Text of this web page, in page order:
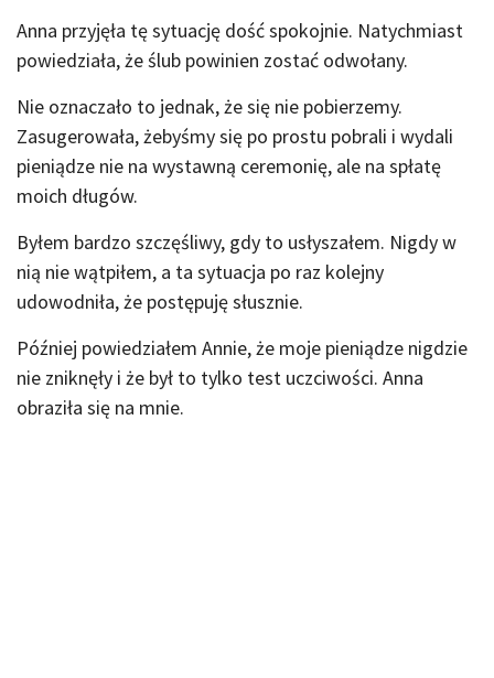
Anna przyjęła tę sytuację dość spokojnie. Natychmiast
powiedziała, że ślub powinien zostać odwołany.
Nie oznaczało to jednak, że się nie pobierzemy.
Zasugerowała, żebyśmy się po prostu pobrali i wydali
pieniądze nie na wystawną ceremonię, ale na spłatę
moich długów.
Byłem bardzo szczęśliwy, gdy to usłyszałem. Nigdy w
nią nie wątpiłem, a ta sytuacja po raz kolejny
udowodniła, że postępuję słusznie.
Później powiedziałem Annie, że moje pieniądze nigdzie
nie zniknęły i że był to tylko test uczciwości. Anna
obraziła się na mnie.